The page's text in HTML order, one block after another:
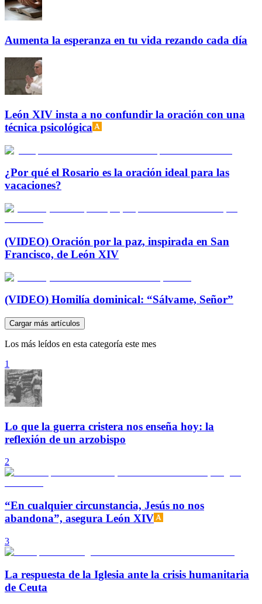
Aumenta la esperanza en tu vida rezando cada día
León XIV insta a no confundir la oración con una
técnica psicológica
¿Por qué el Rosario es la oración ideal para las
vacaciones?
(VIDEO) Oración por la paz, inspirada en San
Francisco, de León XIV
(VIDEO) Homilía dominical: “Sálvame, Señor”
Cargar más artículos
Los más leídos en esta categoría este mes
1
Lo que la guerra cristera nos enseña hoy: la
reflexión de un arzobispo
2
“En cualquier circunstancia, Jesús no nos
abandona”, asegura León XIV
3
La respuesta de la Iglesia ante la crisis humanitaria
de Ceuta